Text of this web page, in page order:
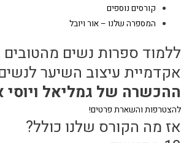
קורסים נוספים
המספרה שלנו – אור ויובל
ללמוד ספרות נשים מהטובים
אקדמיית עיצוב השיער לנשים
ההכשרה של גמליאל ויוסי
להצטרפות והשארת פרטים!
אז מה הקורס שלנו כולל?